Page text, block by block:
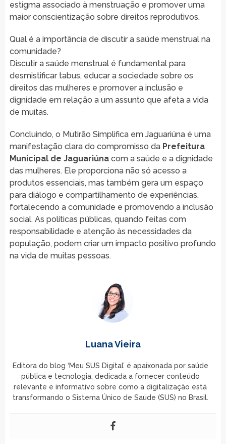
estigma associado à menstruação e promover uma
maior conscientização sobre direitos reprodutivos.
Qual é a importância de discutir a saúde menstrual na
comunidade?
Discutir a saúde menstrual é fundamental para
desmistificar tabus, educar a sociedade sobre os
direitos das mulheres e promover a inclusão e
dignidade em relação a um assunto que afeta a vida
de muitas.
Concluindo, o Mutirão Simplifica em Jaguariúna é uma
manifestação clara do compromisso da Prefeitura
Municipal de Jaguariúnacom a saúde e a dignidade
das mulheres. Ele proporciona não só acesso a
produtos essenciais, mas também gera um espaço
para diálogo e compartilhamento de experiências,
fortalecendo a comunidade e promovendo a inclusão
social. As políticas públicas, quando feitas com
responsabilidade e atenção às necessidades da
população, podem criar um impacto positivo profundo
na vida de muitas pessoas.
Luana Vieira
Editora do blog ‘Meu SUS Digital’ é apaixonada por saúde
pública e tecnologia, dedicada a fornecer conteúdo
relevante e informativo sobre como a digitalização está
transformando o Sistema Único de Saúde (SUS) no Brasil.